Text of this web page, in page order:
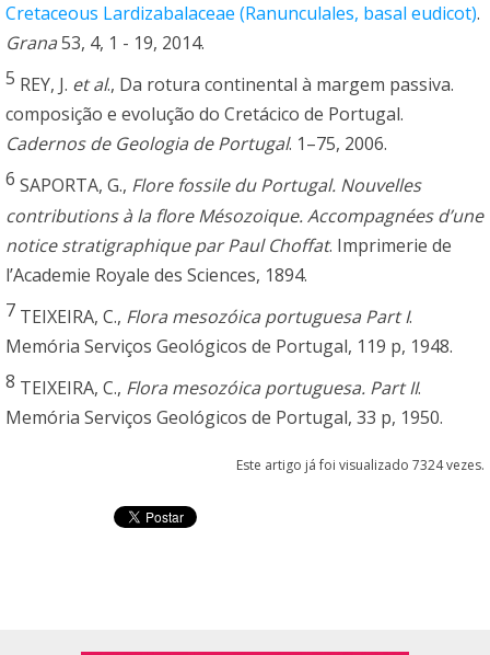
Cretaceous Lardizabalaceae (Ranunculales, basal eudicot).
Grana53, 4, 1 - 19, 2014.
5 REY, J. et al., Da rotura continental à margem passiva.
composição e evolução do Cretácico de Portugal.
Cadernos de Geologia de Portugal. 1–75, 2006.
6 SAPORTA, G., Flore fossile du Portugal. Nouvelles
contributions à la flore Mésozoique. Accompagnées d’une
notice stratigraphique par Paul Choffat. Imprimerie de
l’Academie Royale des Sciences, 1894.
7 TEIXEIRA, C., Flora mesozóica portuguesa Part I.
Memória Serviços Geológicos de Portugal, 119 p, 1948.
8 TEIXEIRA, C., Flora mesozóica portuguesa. Part II.
Memória Serviços Geológicos de Portugal, 33 p, 1950.
Este artigo já foi visualizado 7324 vezes.